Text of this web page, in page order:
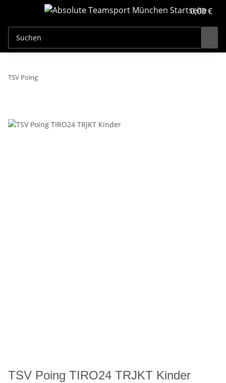
0,00 €
TSV Poing
TSV Poing TIRO24 TRJKT Kinder